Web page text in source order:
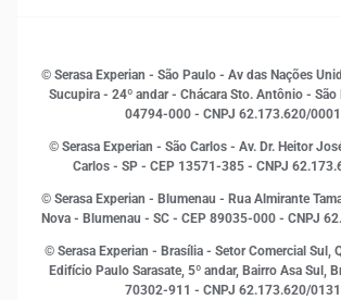
Inovação e Tecnologia
Leis e impostos
Marketing
Open Finance
Proteção de Dados
Sustentabilidade Corporativa
© Serasa Experian - São Paulo - Av das Nações
Sucupira - 24º andar - Chácara Sto. Antônio - São
04794-000 - CNPJ 62.173.620/
© Serasa Experian - São Carlos - Av. Dr. Heitor
Carlos - SP - CEP 13571-385 - CNPJ
© Serasa Experian - Blumenau - Rua Almirante
Nova - Blumenau - SC - CEP 89035-000 - CNPJ
© Serasa Experian - Brasília - Setor Comercial Sul,
Edifício Paulo Sarasate, 5º andar, Bairro Asa Sul,
70302-911 - CNPJ 62.173.620/